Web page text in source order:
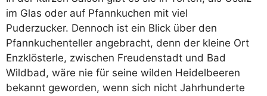
im Glas oder auf Pfannkuchen mit viel
Puderzucker. Dennoch ist ein Blick über den
Pfannkuchenteller angebracht, denn der kleine Ort
Enzklösterle, zwischen Freudenstadt und Bad
Wildbad, wäre nie für seine wilden Heidelbeeren
bekannt geworden, wenn sich nicht Jahrhunderte